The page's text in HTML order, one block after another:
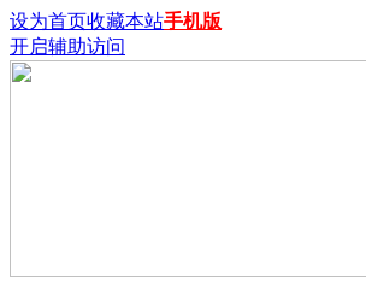
设为首页收藏本站手机版
开启辅助访问